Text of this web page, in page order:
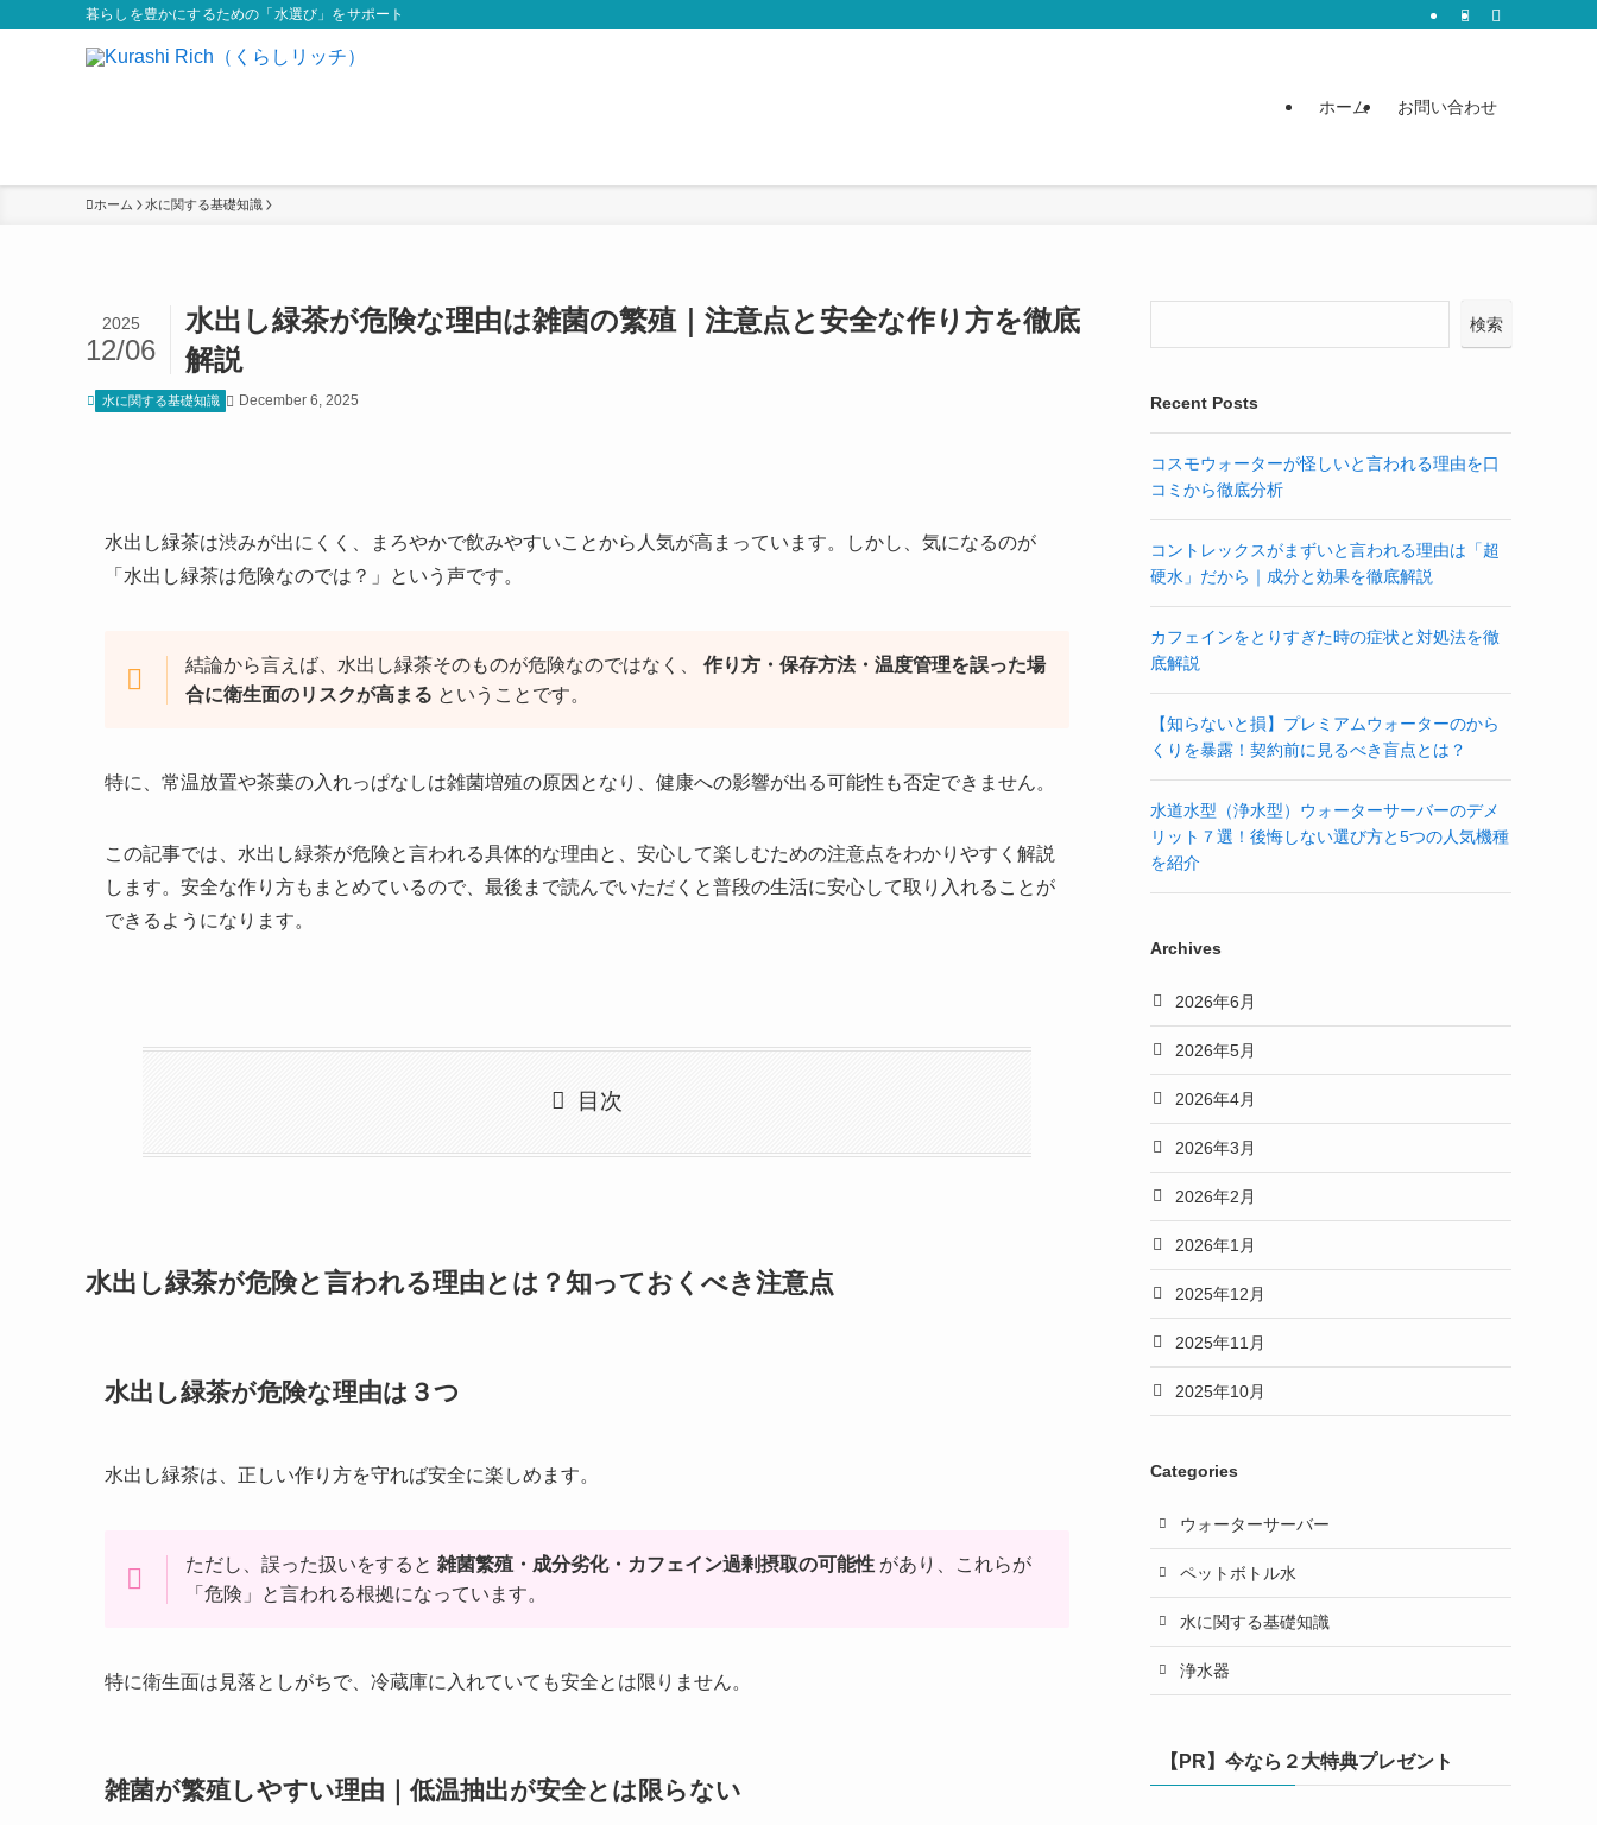
暮らしを豊かにするための「水選び」をサポート
ホーム お問い合わせ
ホーム 水に関する基礎知識
水出し緑茶が危険な理由は雑菌の繁殖｜注意点と安全な作り方を徹底
解説
2025
12/06
水に関する基礎知識 December 6, 2025
水出し緑茶は渋みが出にくく、まろやかで飲みやすいことから人気が高まっています。しかし、気になるのが
「水出し緑茶は危険なのでは？」という声です。
結論から言えば、水出し緑茶そのものが危険なのではなく、 作り方・保存方法・温度管理を誤った場
合に衛生面のリスクが高まる ということです。
特に、常温放置や茶葉の入れっぱなしは雑菌増殖の原因となり、健康への影響が出る可能性も否定できません。
この記事では、水出し緑茶が危険と言われる具体的な理由と、安心して楽しむための注意点をわかりやすく解説
します。安全な作り方もまとめているので、最後まで読んでいただくと普段の生活に安心して取り入れることが
できるようになります。
目次
水出し緑茶が危険と言われる理由とは？知っておくべき注意点
水出し緑茶が危険な理由は３つ
水出し緑茶は、正しい作り方を守れば安全に楽しめます。
ただし、誤った扱いをすると 雑菌繁殖・成分劣化・カフェイン過剰摂取の可能性 があり、これらが
「危険」と言われる根拠になっています。
特に衛生面は見落としがちで、冷蔵庫に入れていても安全とは限りません。
雑菌が繁殖しやすい理由｜低温抽出が安全とは限らない
検索
Recent Posts
コスモウォーターが怪しいと言われる理由を口
コミから徹底分析
コントレックスがまずいと言われる理由は「超
硬水」だから｜成分と効果を徹底解説
カフェインをとりすぎた時の症状と対処法を徹
底解説
【知らないと損】プレミアムウォーターのから
くりを暴露！契約前に見るべき盲点とは？
水道水型（浄水型）ウォーターサーバーのデメ
リット７選！後悔しない選び方と5つの人気機種
を紹介
Archives
2026年6月
2026年5月
2026年4月
2026年3月
2026年2月
2026年1月
2025年12月
2025年11月
2025年10月
Categories
ウォーターサーバー
ペットボトル水
水に関する基礎知識
浄水器
【PR】今なら２大特典プレゼント